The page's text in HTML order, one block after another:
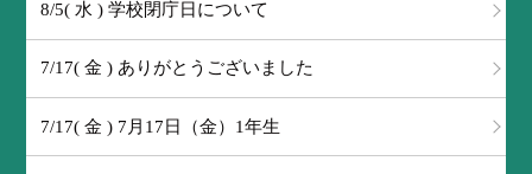
8/5( 水 ) 学校閉庁日について
7/17( 金 ) ありがとうございました
7/17( 金 ) 7月17日（金）1年生